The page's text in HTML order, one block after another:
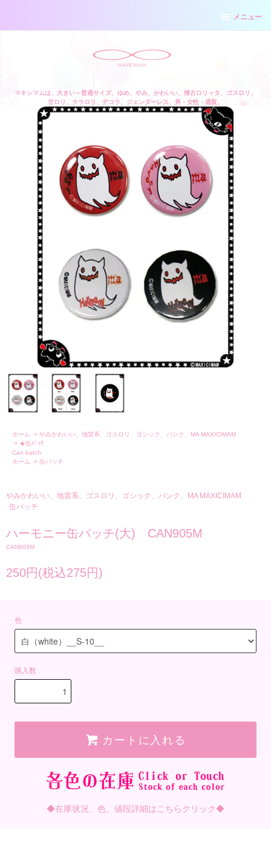
メニュー
マキシマムは、大きい～普通サイズ、ゆめ、やみ、かわいい、懐古ロリィタ、ゴスロリ、
甘ロリ、クラロリ、デコラ、ジェンダーレス、男・女性・通販。
ホーム > やみかわいい、地雷系、ゴスロリ、ゴシック、パンク、MA MAXICIMAM
> ★缶ﾊﾞｯﾁ
Can batch
ホーム
> 缶バッチ
やみかわいい、地雷系、ゴスロリ、ゴシック、パンク、MA MAXICIMAM
缶バッチ
ハーモニー缶バッチ(大) CAN905M
CAN905M
250円(税込275円)
色
購入数
カートに入れる
◆在庫状況、色、値段詳細はこちらクリック◆